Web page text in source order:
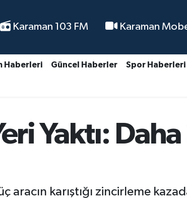
Karaman 103 FM Karaman
Haberleri Güncel Haberler Spor Haberleri
Yaktı:
karıştığı zincirleme